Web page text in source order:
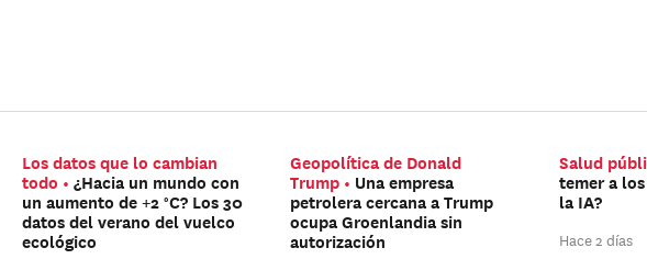
Los datos que lo cambian
todo
¿Hacia un mundo con
un aumento de +2 °C? Los 30
datos del verano del vuelco
ecológico
Geopolítica de Donald
Trump
Una empresa
petrolera cercana a Trump
ocupa Groenlandia sin
autorización
Salud
temer a
la IA?
Hace 2 días